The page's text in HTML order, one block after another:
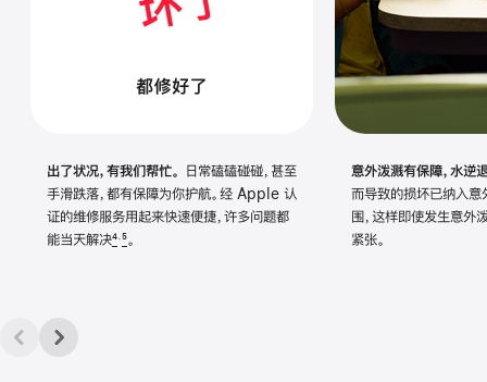
出了状况，有我们帮忙。
日常磕磕碰碰，甚至
手滑跌落，都有保障为你护航。经 Apple 认
证的维修服务用起来快速便捷，许多问题都
能当天解决4、 5。
意外泼溅有保障，水逆
而导致的损坏已纳入意
围，这样即使发生意外
紧张。